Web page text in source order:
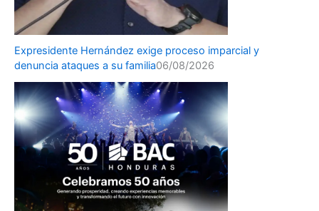
Expresidente Hernández exige proceso imparcial y
denuncia ataques a su familia06/08/2026